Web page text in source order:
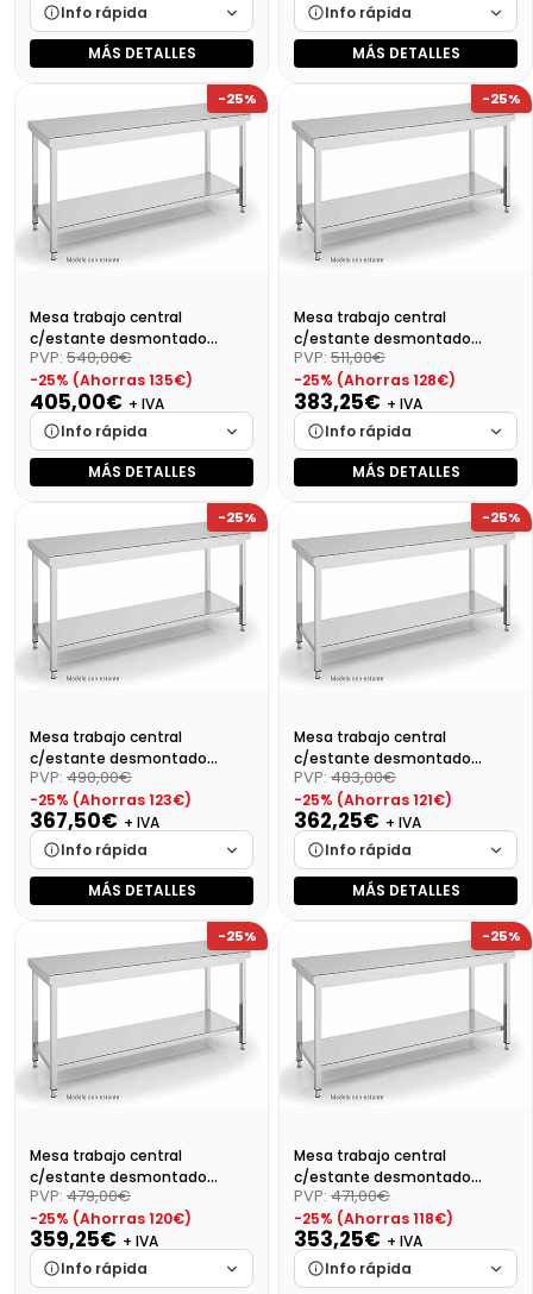
Info rápida
Marca
Cargando…
Cargando…
Disponibilidad
Cargando…
525,44 €
MÁS DETALLES
Info rápida
Marca
Cargando…
Cargando…
Disponibilidad
Cargando…
508,20 €
MÁS DETALLES
-25%
Mesa trabajo central
c/estante desmontado
Dim:1400X600X850
PVP: 540,00€
-25% (Ahorras 135€)
405,00€ + IVA
Info rápida
Marca
Cargando…
Cargando…
Disponibilidad
Cargando…
490,05 €
MÁS DETALLES
-25%
Mesa trabajo central
c/estante desmontado
Dim:1300X600X850 Mm
PVP: 511,00€
-25% (Ahorras 128€)
383,25€ + IVA
Info rápida
Marca
Cargando…
Cargando…
Disponibilidad
Cargando…
463,73 €
MÁS DETALLES
-25%
Mesa trabajo central
c/estante desmontado
Dim:1200X600X850
PVP: 490,00€
-25% (Ahorras 123€)
367,50€ + IVA
Info rápida
Marca
Cargando…
Cargando…
Disponibilidad
Cargando…
444,68 €
MÁS DETALLES
-25%
Mesa trabajo central
c/estante desmontado
Dim:1100X600X850 Mm
PVP: 483,00€
-25% (Ahorras 121€)
362,25€ + IVA
Info rápida
Marca
Cargando…
Cargando…
Disponibilidad
Cargando…
438,32 €
MÁS DETALLES
-25%
Mesa trabajo central
c/estante desmontado
Dim:1000X600X850
PVP: 479,00€
-25% (Ahorras 120€)
359,25€ + IVA
Info rápida
-25%
Mesa trabajo central
c/estante desmontado
Dim:900X600X850 Mm
PVP: 471,00€
-25% (Ahorras 118€)
353,25€ + IVA
Info rápida